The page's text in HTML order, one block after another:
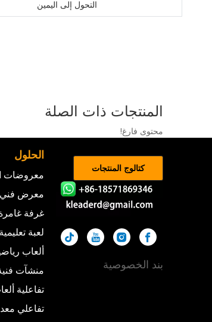
التحول إلى اليمين
المنتجات ذات الصلة
محتوى فارغ!
كتالوج المنتجات
بند الخصوصية
الحلول
معروضات
معرض فني
غرفة
لعبة
ألعاب
منشآت
تفاعلية
تفاعلي